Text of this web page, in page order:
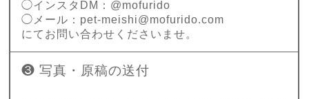
◯インスタDM：@mofurido
◯メール： pet-meishi@mofurido.com
にてお問い合わせくださいませ。
❸ 写真・原稿の送付